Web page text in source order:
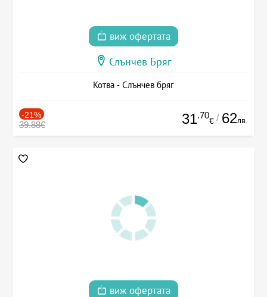
виж офертата
Слънчев Бряг
Котва - Слънчев бряг
-21%
39.88€ 31.70
€ / 62лв.
виж офертата